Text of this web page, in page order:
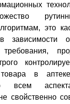
это
зависимости
в
всем
свойственно